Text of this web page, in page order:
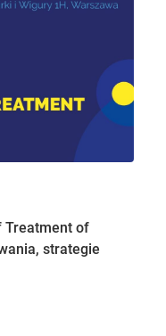
Treatment of
strategie